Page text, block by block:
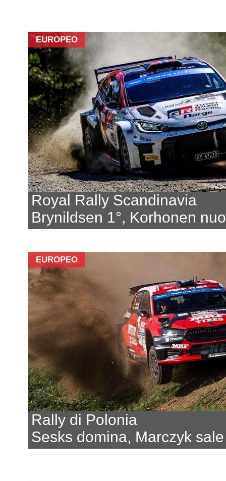
EUROPEO
Royal Rally Scandinavia
Brynildsen 1°, Korhonen
EUROPEO
Rally di Polonia
Sesks domina, Marczyk